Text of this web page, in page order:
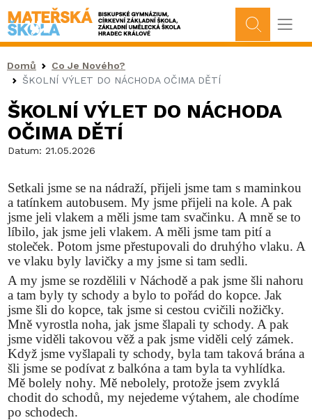
Drobečková navigace
Domů
Co Je Nového?
ŠKOLNÍ VÝLET DO NÁCHODA OČIMA DĚTÍ
ŠKOLNÍ VÝLET DO NÁCHODA
OČIMA DĚTÍ
Datum: 21.05.2026
Setkali jsme se na nádraží, přijeli jsme tam s maminkou
a tatínkem autobusem. My jsme přijeli na kole. A pak
jsme jeli vlakem a měli jsme tam svačinku. A mně se to
líbilo, jak jsme jeli vlakem. A měli jsme tam pití a
stoleček. Potom jsme přestupovali do druhýho vlaku. A
ve vlaku byly lavičky a my jsme si tam sedli.
A my jsme se rozdělili v Náchodě a pak jsme šli nahoru
a tam byly ty schody a bylo to pořád do kopce. Jak
jsme šli do kopce, tak jsme si cestou cvičili nožičky.
Mně vyrostla noha, jak jsme šlapali ty schody. A pak
jsme viděli takovou věž a pak jsme viděli celý zámek.
Když jsme vyšlapali ty schody, byla tam taková brána a
šli jsme se podívat z balkóna a tam byla ta vyhlídka.
Mě bolely nohy. Mě nebolely, protože jsem zvyklá
chodit do schodů, my nejedeme výtahem, ale chodíme
po schodech.